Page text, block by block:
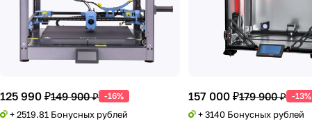
125 990 ₽149 900 ₽ -16%
+ 2519.81 Бонусных рублей
157 000 ₽179 900 ₽ -13%
+ 3140 Бонусных рублей